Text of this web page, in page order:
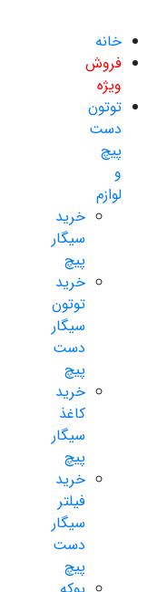
خانه
فروش
ویژه
توتون
دست
پیچ
و
لوازم
خرید
سیگار
پیچ
خرید
توتون
سیگار
دست
پیچ
خرید
کاغذ
سیگار
پیچ
خرید
فیلتر
سیگار
دست
پیچ